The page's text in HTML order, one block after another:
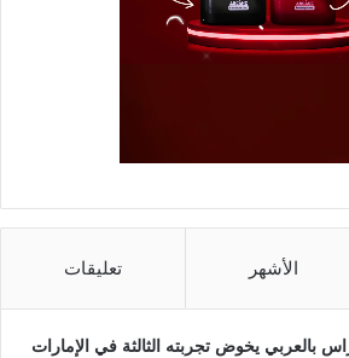
الأشهر تعليقات
بالعربي يخوض تجربته الثالثة في الإمارات